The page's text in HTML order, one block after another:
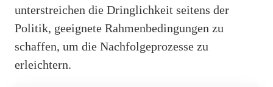
unterstreichen die Dringlichkeit seitens der
Politik, geeignete Rahmenbedingungen zu
schaffen, um die Nachfolgeprozesse zu
erleichtern.